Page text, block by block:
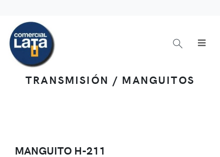
TRANSMISIÓN / MANGUITOS
MANGUITO H-211